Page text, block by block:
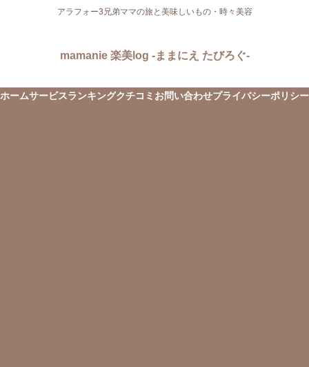
アラフォー3兄弟ママの旅と美味しいもの・時々美容
mamanie 楽美log -ままにえ たびろぐ-
ホームサービスランキングクチコミ お問い合わせプライバシーポリシー